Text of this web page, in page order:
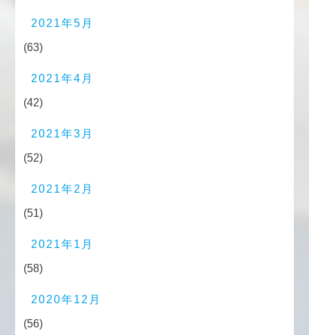
2021年5月
(63)
2021年4月
(42)
2021年3月
(52)
2021年2月
(51)
2021年1月
(58)
2020年12月
(56)